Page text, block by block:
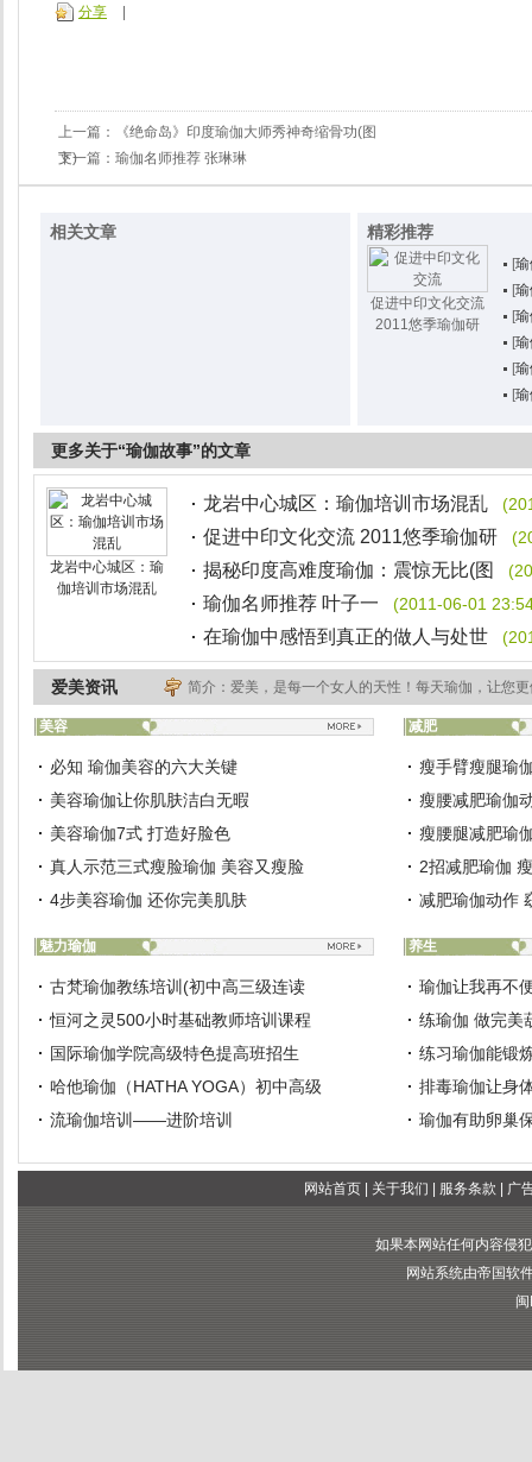
分享
上一篇：
《绝命岛》印度瑜伽大师秀神奇缩骨功(图
文)
下一篇： 瑜伽名师推荐 张琳琳
相关文章 精彩推荐
促进中印文化交流
2011悠季瑜伽研
[
[
[
[
[
[
更多关于“瑜伽故事”的文章
龙岩中心城区：瑜
伽培训市场混乱
龙岩中心城区：瑜伽培训市场混乱
促进中印文化交流 2011悠季瑜伽研
揭秘印度高难度瑜伽：震惊无比(图
瑜伽名师推荐 叶子一 (2011-06-01
在瑜伽中感悟到真正的做人与处世
爱美资讯 简介：爱美，是每一个女人的天性！每天瑜伽，让您
美容
必知 瑜伽美容的六大关键
美容瑜伽让你肌肤洁白无暇
美容瑜伽7式 打造好脸色
真人示范三式瘦脸瑜伽 美容又瘦脸
4步美容瑜伽 还你完美肌肤
减肥
瘦手臂瘦腿瑜
瘦腰减肥瑜伽
瘦腰腿减肥瑜
2招减肥瑜伽
减肥瑜伽动作
魅力瑜伽
古梵瑜伽教练培训(初中高三级连读
恒河之灵500小时基础教师培训课程
国际瑜伽学院高级特色提高班招生
哈他瑜伽（HATHA YOGA）初中高级
流瑜伽培训——进阶培训
养生
瑜伽让我再不
练瑜伽 做完美
练习瑜伽能锻
排毒瑜伽让身
瑜伽有助卵巢
网站首页| 关于我们 服务条款 广
如果本网站任何内容侵
网站系统由帝国软